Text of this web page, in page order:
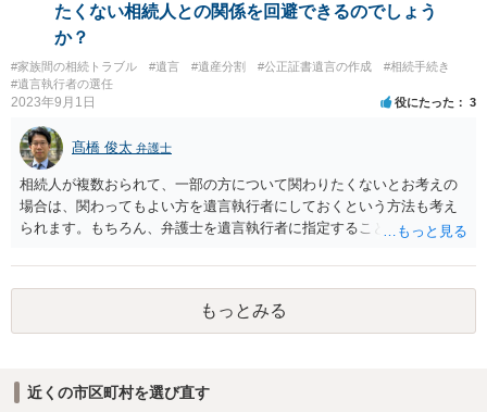
たくない相続人との関係を回避できるのでしょう
か？
#家族間の相続トラブル #遺言 #遺産分割 #公正証書遺言の作成
#相続手続き
#遺言執行者の選任
2023年9月1日 役にたった 3
髙橋 俊太 弁護士
相続人が複数おられて、一部の方について関わりたくないとお考えの
場合は、関わってもよい方を遺言執行者にしておくという方法も考え
られます。もちろん、弁護士を遺言執行者に指定することもできます
方に再委任の権限を付与しておくという方法もあります。 一度、弁護
士に直接ご相談されることをお勧めいたします。
もっとみる
近くの市区町村を選び直す